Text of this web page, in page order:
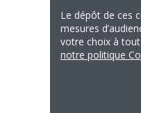
Le dépôt de ces
mesures
votre choix à tout
notre politique